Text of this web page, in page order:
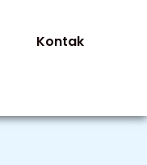
Kontak